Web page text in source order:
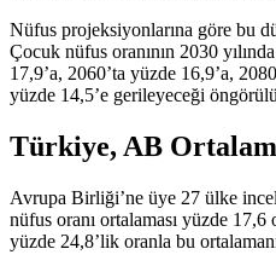
Nüfus projeksiyonlarına göre bu
Çocuk nüfus oranının 2030
17,9’a, 2060’ta yüzde 16,9’a,
yüzde 14,5’e gerileyeceği
Türkiye, AB
Avrupa Birliği’ne üye 27 ülke
nüfus oranı ortalaması yüzde
yüzde 24,8’lik oranla bu